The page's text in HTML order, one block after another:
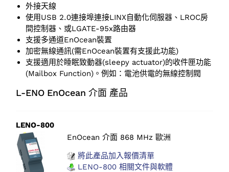
外接天線
使用USB 2.0連接埠連接LINX自動化伺服器、LROC房
間控制器、或LGATE-95x路由器
支援多通道EnOcean裝置
加密無線通訊(需EnOcean裝置有支援此功能)
支援適用於睡眠致動器(sleepy actuator)的收件匣功能
(Mailbox Function)。例如：電池供電的無線控制閥
L-ENO EnOcean 介面 產品
LENO-800
EnOcean 介面 868 MHz 歐洲
將此產品加入報價清單
LENO-800 相關文件與軟體